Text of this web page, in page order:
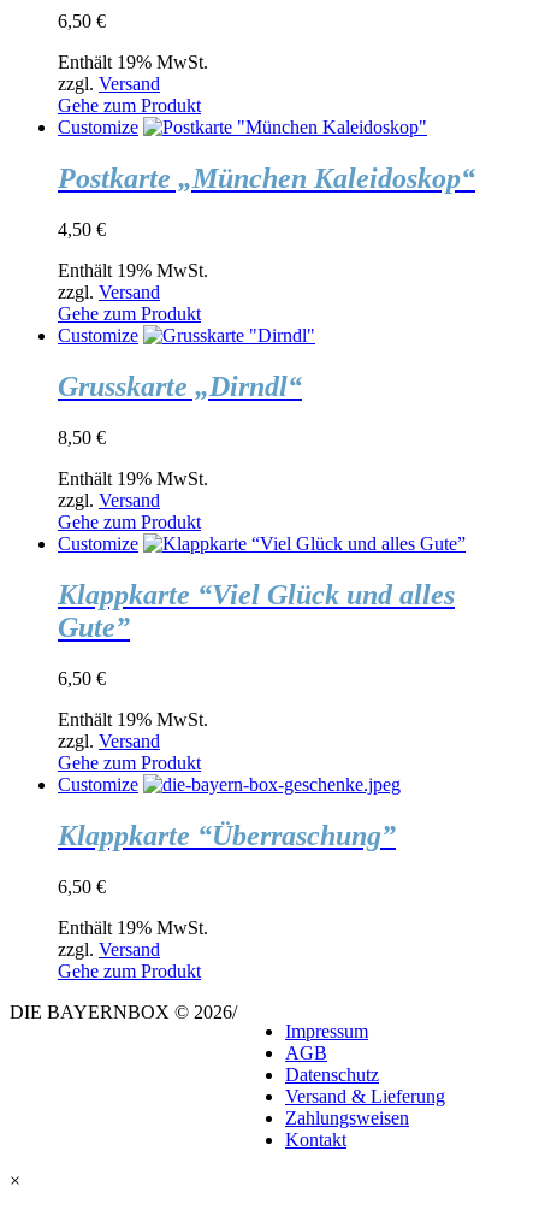
6,50 €
Enthält 19% MwSt.
zzgl. Versand
Gehe zum Produkt
Customize
Postkarte „München Kaleidoskop“
4,50 €
Enthält 19% MwSt.
zzgl. Versand
Gehe zum Produkt
Customize
Grusskarte „Dirndl“
8,50 €
Enthält 19% MwSt.
zzgl. Versand
Gehe zum Produkt
Customize
Klappkarte “Viel Glück und alles
Gute”
6,50 €
Enthält 19% MwSt.
zzgl. Versand
Gehe zum Produkt
Customize
Klappkarte “Überraschung”
6,50 €
Enthält 19% MwSt.
zzgl. Versand
Gehe zum Produkt
DIE BAYERNBOX © 2026/
Impressum
AGB
Datenschutz
Versand & Lieferung
Zahlungsweisen
Kontakt
×